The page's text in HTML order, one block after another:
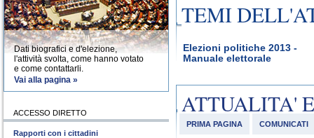
TEMI
Elezioni politiche 2013 -
Manuale elettorale
ATTUALITA'
PRIMA PAGINA COMUNICATI
Dati biografici e d'elezione,
l'attività svolta, come hanno votato
e come contattarli.
Vai alla pagina »
ACCESSO DIRETTO
Rapporti con i cittadini